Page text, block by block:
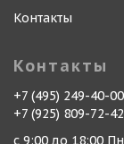
Контакты
Контакты
+7 (495) 249-40-00
+7 (925) 809-72-42
с 9:00 до 18:00